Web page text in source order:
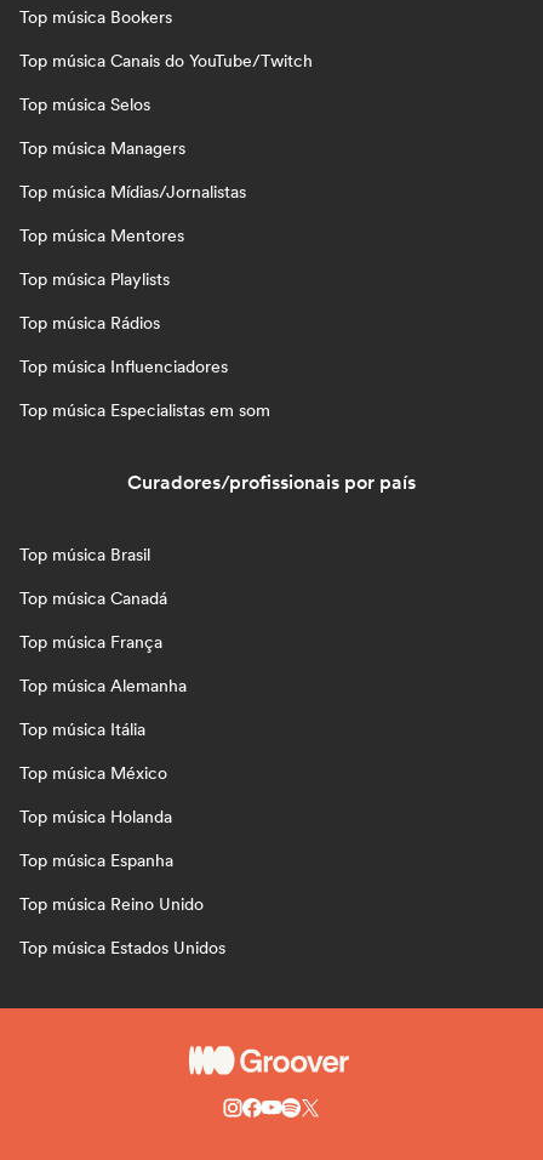
Top música Bookers
Top música Canais do YouTube/Twitch
Top música Selos
Top música Managers
Top música Mídias/Jornalistas
Top música Mentores
Top música Playlists
Top música Rádios
Top música Influenciadores
Top música Especialistas em som
Curadores/profissionais por país
Top música Brasil
Top música Canadá
Top música França
Top música Alemanha
Top música Itália
Top música México
Top música Holanda
Top música Espanha
Top música Reino Unido
Top música Estados Unidos